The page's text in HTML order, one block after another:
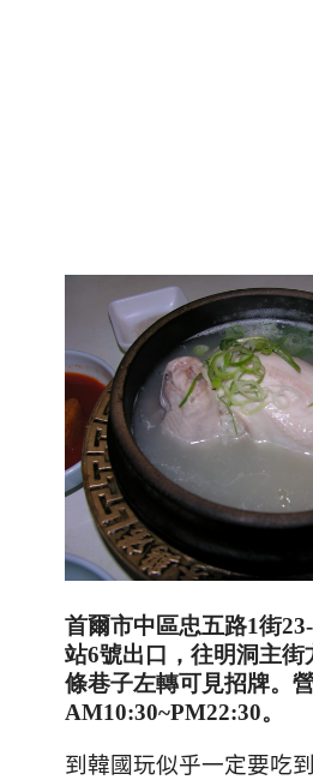
首爾市中區忠五路1街
站6號出口，往明洞主街
條巷子左轉可見招牌。
AM10:30~PM22:30。
到韓國玩似乎一定要吃